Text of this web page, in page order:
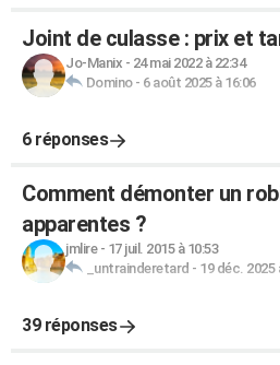
Joint de culasse : prix et
Jo-Manix - 24 mai 2022 à 22:34
Domino- 6 août 2025 à 16:06
6 réponses
Comment démonter un
apparentes ?
jmlire- 17 juil. 2015 à 10:53
_untrainderetard - 19 déc. 2025
39 réponses